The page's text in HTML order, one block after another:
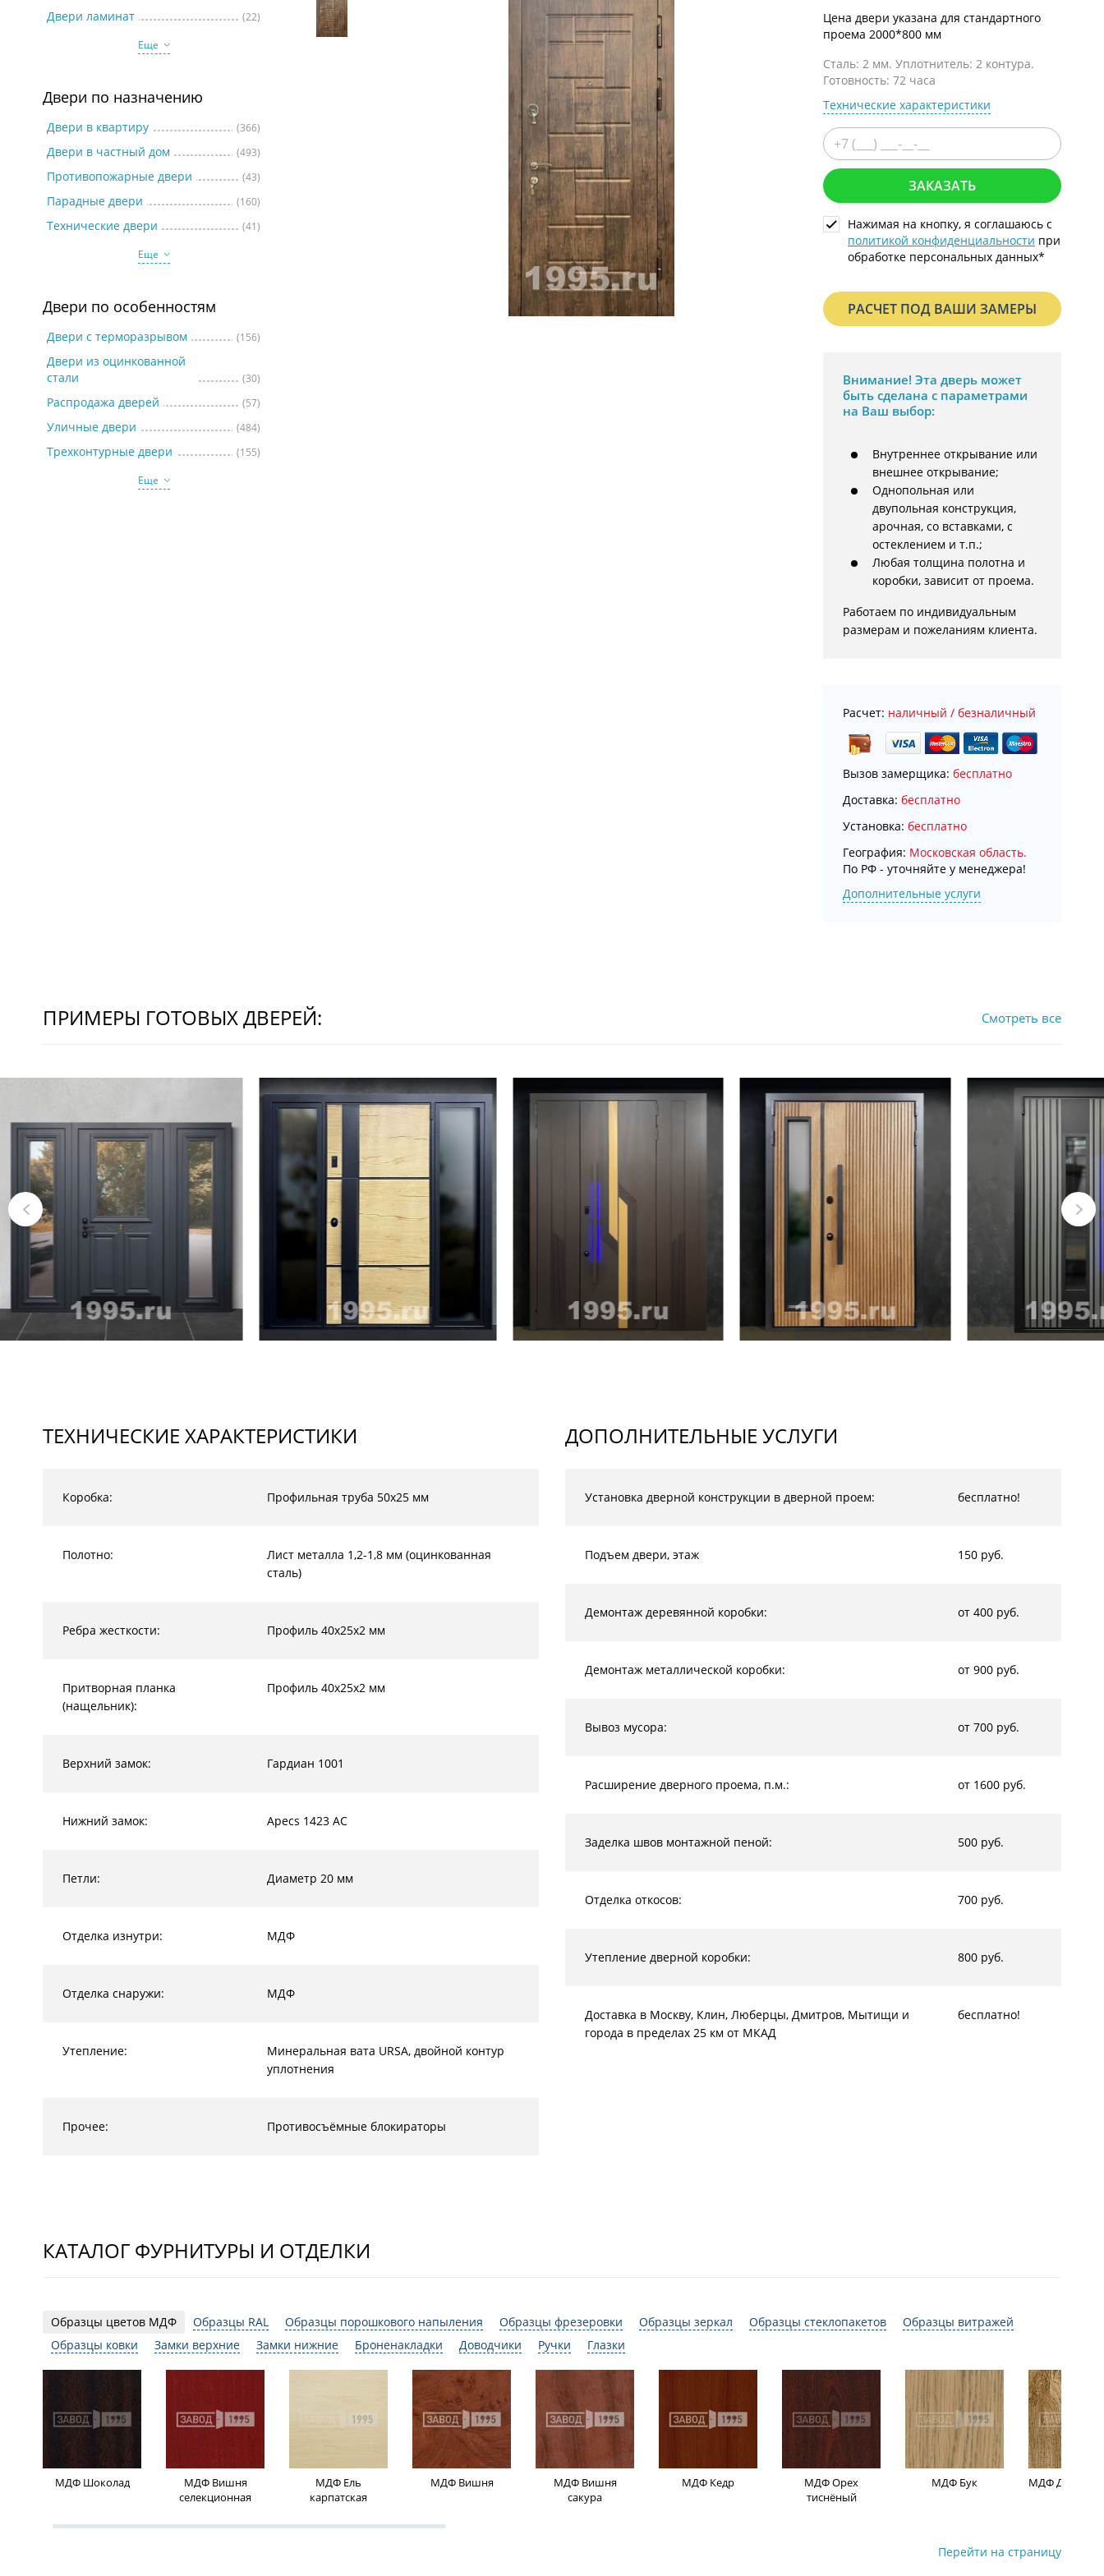
Двери с винилискожей
Коричневые двери
Двери ламинат
(22)
Еще
Двери по назначению
Двери в квартиру (366)
Двери в частный дом (493)
Противопожарные двери (43)
Парадные двери (160)
Технические двери
(41)
Еще
Двери по особенностям
Двери с терморазрывом (156)
Двери из оцинкованной
стали
(30)
Распродажа дверей (57)
Уличные двери (484)
Трехконтурные двери
(155)
Еще
Цена двери указана для стандартного
проема 2000*800 мм
Сталь: 2 мм. Уплотнитель: 2 контура.
Готовность: 72 часа
Технические характеристики
ЗАКАЗАТЬ
Нажимая на кнопку, я соглашаюсь с
политикой конфиденциальности при
обработке персональных данных*
РАСЧЕТ ПОД ВАШИ ЗАМЕРЫ
Внимание! Эта дверь может
быть сделана с параметрами
на Ваш выбор:
Внутреннее открывание или
внешнее открывание;
Однопольная или
двупольная конструкция,
арочная, со вставками, с
остеклением и т.п.;
Любая толщина полотна и
коробки, зависит от проема.
Работаем по индивидуальным
размерам и пожеланиям клиента.
Расчет: наличный / безналичный
Вызов замерщика: бесплатно
Доставка: бесплатно
Установка: бесплатно
География: Московская область.
По РФ - уточняйте у менеджера!
Дополнительные услуги
ПРИМЕРЫ ГОТОВЫХ ДВЕРЕЙ: Смотреть все
ТЕХНИЧЕСКИЕ ХАРАКТЕРИСТИКИ
Коробка: Профильная труба 50х25 мм
Полотно:
Лист металла 1,2-1,8 мм (оцинкованная
сталь)
Ребра жесткости: Профиль 40х25х2 мм
Притворная планка
(нащельник):
Профиль 40х25х2 мм
Верхний замок: Гардиан 1001
Нижний замок: Apecs 1423 AC
Петли: Диаметр 20 мм
Отделка изнутри: МДФ
Отделка снаружи: МДФ
Утепление:
Минеральная вата URSA, двойной контур
уплотнения
Прочее: Противосъёмные блокираторы
ДОПОЛНИТЕЛЬНЫЕ УСЛУГИ
Установка дверной конструкции в дверной проем: бесплатно!
Подъем двери, этаж 150 руб.
Демонтаж деревянной коробки: от 400 руб.
Демонтаж металлической коробки: от 900 руб.
Вывоз мусора: от 700 руб.
Расширение дверного проема, п.м.: от 1600 руб.
Заделка швов монтажной пеной: 500 руб.
Отделка откосов: 700 руб.
Утепление дверной коробки: 800 руб.
Доставка в Москву, Клин, Люберцы, Дмитров, Мытищи и
города в пределах 25 км от МКАД
бесплатно!
КАТАЛОГ ФУРНИТУРЫ И ОТДЕЛКИ
Образцы цветов МДФ Образцы RAL Образцы порошкового напыления Образцы фрезеровки Образцы зеркал Образцы стеклопакетов
Образцы витражей
Образцы ковки
Замки верхние Замки нижние Броненакладки Доводчики Ручки Глазки
МДФ Шоколад
МДФ Вишня
селекционная
МДФ Ель
карпатская
МДФ Вишня
МДФ Вишня
сакура
МДФ Кедр
МДФ Орех
тиснёный
МДФ Бук МДФ Дуб
Перейти на страницу